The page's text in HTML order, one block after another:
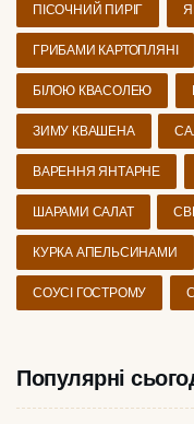
ПІСОЧНИЙ ПИРІГ
ГРИБАМИ КАРТОПЛЯНІ
БІЛОЮ КВАСОЛЕЮ
ЗИМУ КВАШЕНА
ВАРЕННЯ ЯНТАРНЕ
ШАРАМИ САЛАТ
КУРКА АПЕЛЬСИНАМИ
СОУСІ ГОСТРОМУ
Популярні